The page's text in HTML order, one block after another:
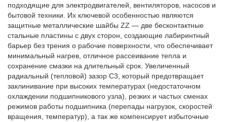
подходящие для электродвигателей, вентиляторов, насосов и
бытовой техники. Их ключевой особенностью являются
защитные металлические шайбы ZZ — две бесконтактные
стальные пластины с двух сторон, создающие лабиринтный
барьер без трения о рабочие поверхности, что обеспечивает
минимальный нагрев, отличное рассеивание тепла и
сохранение смазки на длительный срок. Увеличенный
радиальный (тепловой) зазор C3, который предотвращает
заклинивание при высоких температурах (недостаточном
охлаждении подшипникового узла), резких и частых сменах
режимов работы подшипника (перепады нагрузок, скоростей
вращения, температур), а так же компенсирует избыточные